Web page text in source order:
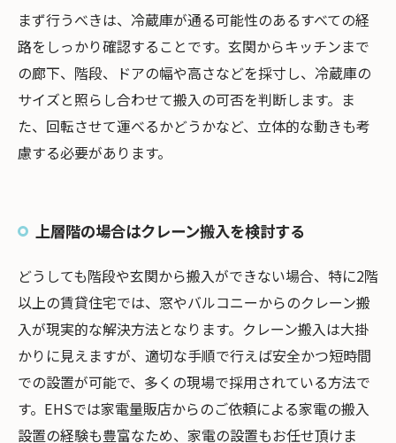
まず行うべきは、冷蔵庫が通る可能性のあるすべての経
路をしっかり確認することです。玄関からキッチンまで
の廊下、階段、ドアの幅や高さなどを採寸し、冷蔵庫の
サイズと照らし合わせて搬入の可否を判断します。ま
た、回転させて運べるかどうかなど、立体的な動きも考
慮する必要があります。
上層階の場合はクレーン搬入を検討する
どうしても階段や玄関から搬入ができない場合、特に2階
以上の賃貸住宅では、窓やバルコニーからのクレーン搬
入が現実的な解決方法となります。クレーン搬入は大掛
かりに見えますが、適切な手順で行えば安全かつ短時間
での設置が可能で、多くの現場で採用されている方法で
す。EHSでは家電量販店からのご依頼による家電の搬入
設置の経験も豊富なため、家電の設置もお任せ頂けま